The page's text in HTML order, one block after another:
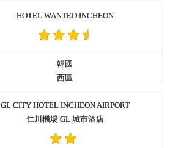
HOTEL WANTED INCHEON
韓國
西區
GL CITY HOTEL INCHEON AIRPORT
仁川機場 GL 城市酒店